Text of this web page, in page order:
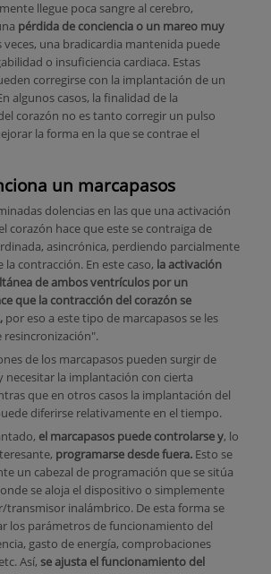
llegue poca sangre al cerebro,
pérdida de conciencia o un mareo muy
veces, una bradicardia mantenida puede
o insuficiencia cardiaca. Estas
corregirse con la implantación de un
algunos casos, la finalidad de la
corazón no es tanto corregir un pulso
la forma en la que se contrae el
un marcapasos
dolencias en las que una activación
corazón hace que este se contraiga de
asincrónica, perdiendo parcialmente
la contracción. En este caso, la activación
de ambos ventrículos por un
que la contracción del corazón se
por eso a este tipo de marcapasos se les
resincronización".
de los marcapasos pueden surgir de
necesitar la implantación con cierta
que en otros casos la implantación del
diferirse relativamente en el tiempo.
el marcapasos puede controlarse y, lo
programarse desde fuera. Esto se
un cabezal de programación que se sitúa
se aloja el dispositivo o simplemente
transmisor inalámbrico. De esta forma se
los parámetros de funcionamiento del
gasto de energía, comprobaciones
Así, se ajusta el funcionamiento del